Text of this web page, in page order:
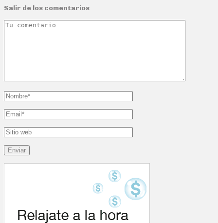
Salir de los comentarios